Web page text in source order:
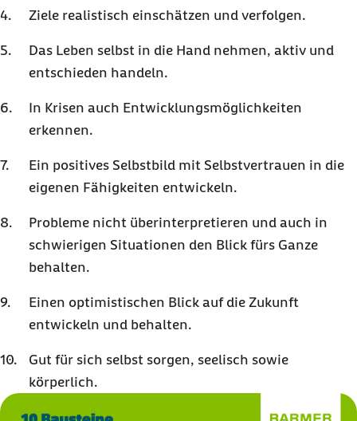
Ziele realistisch einschätzen und verfolgen.
Das Leben selbst in die Hand nehmen, aktiv und
entschieden handeln.
In Krisen auch Entwicklungsmöglichkeiten
erkennen.
Ein positives Selbstbild mit Selbstvertrauen in die
eigenen Fähigkeiten entwickeln.
Probleme nicht überinterpretieren und auch in
schwierigen Situationen den Blick fürs Ganze
behalten.
Einen optimistischen Blick auf die Zukunft
entwickeln und behalten.
Gut für sich selbst sorgen, seelisch sowie
körperlich.